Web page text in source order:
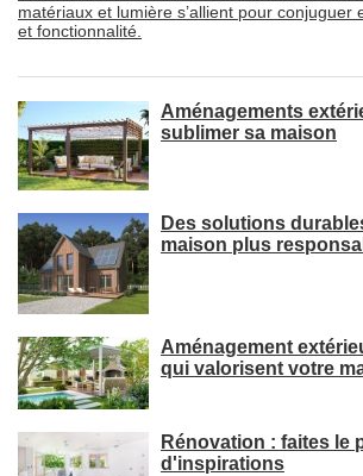
matériaux et lumière s’allient pour conjuguer
et fonctionnalité.
Aménagements
sublimer sa maison
Des solutions
maison plus
Aménagement
qui valorisent votre
Rénovation : faites le
d'inspirations